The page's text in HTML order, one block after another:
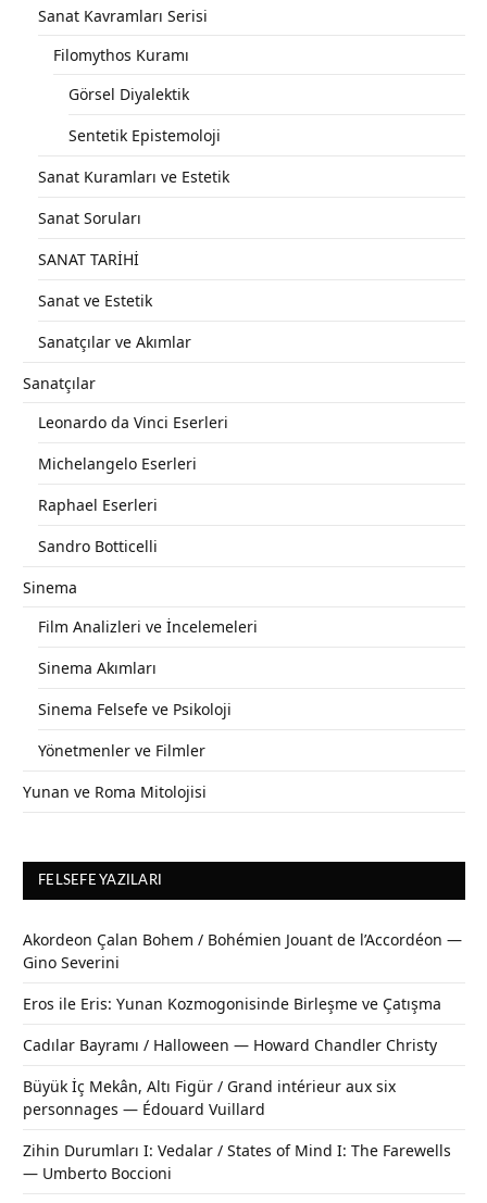
Sanat Kavramları Serisi
Filomythos Kuramı
Görsel Diyalektik
Sentetik Epistemoloji
Sanat Kuramları ve Estetik
Sanat Soruları
SANAT TARİHİ
Sanat ve Estetik
Sanatçılar ve Akımlar
Sanatçılar
Leonardo da Vinci Eserleri
Michelangelo Eserleri
Raphael Eserleri
Sandro Botticelli
Sinema
Film Analizleri ve İncelemeleri
Sinema Akımları
Sinema Felsefe ve Psikoloji
Yönetmenler ve Filmler
Yunan ve Roma Mitolojisi
FELSEFE YAZILARI
Akordeon Çalan Bohem / Bohémien Jouant de l’Accordéon —
Gino Severini
Eros ile Eris: Yunan Kozmogonisinde Birleşme ve Çatışma
Cadılar Bayramı / Halloween — Howard Chandler Christy
Büyük İç Mekân, Altı Figür / Grand intérieur aux six
personnages — Édouard Vuillard
Zihin Durumları I: Vedalar / States of Mind I: The Farewells
— Umberto Boccioni